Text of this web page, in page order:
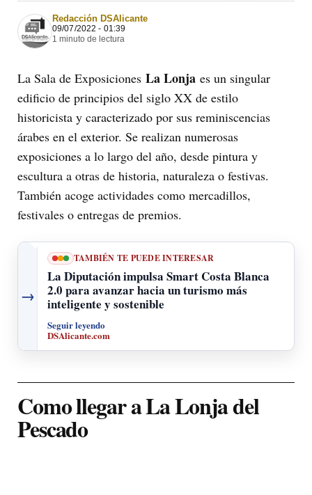
Redacción DSAlicante
09/07/2022 - 01:39
1 minuto de lectura
La Sala de Exposiciones La Lonja es un singular
edificio de principios del siglo XX de estilo
historicista y caracterizado por sus reminiscencias
árabes en el exterior. Se realizan numerosas
exposiciones a lo largo del año, desde pintura y
escultura a otras de historia, naturaleza o festivas.
También acoge actividades como mercadillos,
festivales o entregas de premios.
→
TAMBIÉN TE PUEDE INTERESAR
La Diputación impulsa Smart Costa Blanca
2.0 para avanzar hacia un turismo más
inteligente y sostenible
Seguir leyendo
DSAlicante.com
Como llegar a La Lonja del
Pescado